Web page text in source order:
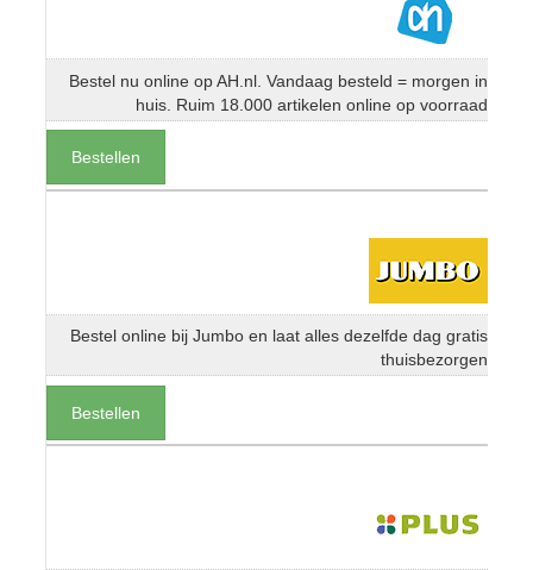
Bestel nu online op AH.nl. Vandaag besteld = morgen in
huis. Ruim 18.000 artikelen online op voorraad
Bestellen
Bestel online bij Jumbo en laat alles dezelfde dag gratis
thuisbezorgen
Bestellen